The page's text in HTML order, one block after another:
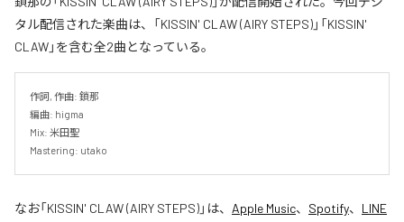
タル配信された楽曲は、「KISSIN' CLAW (AIRY STEPS)」「KISSIN'
CLAW」を含む全2曲となっている。
作詞, 作曲: 鎖那
編曲: higma
Mix: 米田聖
Mastering: utako
なお「KISSIN' CLAW (AIRY STEPS)」は、 Apple Music、 Spotify、 LINE